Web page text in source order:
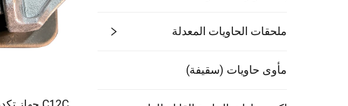
ملحقات الحاويات المعدلة
مأوى حاويات (سقيفة)